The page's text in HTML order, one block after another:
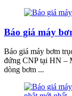
Báo giá máy
Báo giá máy bơm
đứng CNP tại HN –
dòng bơm ...